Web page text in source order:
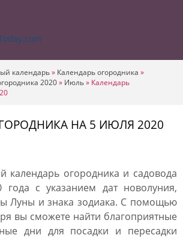
календарь» Календарь огородника »
2020» Июль» Календарь
НА 5 ИЮЛЯ 2020
календарь огородника и садовода
с указанием дат новолуния,
Луны и знака зодиака. С помощью
вы сможете найти благоприятные
дни для посадки и пересадки